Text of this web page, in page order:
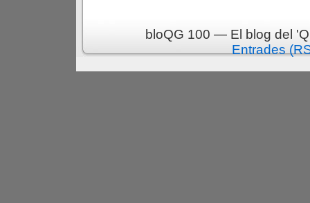
bloQG 100 — El blog del
Entrades